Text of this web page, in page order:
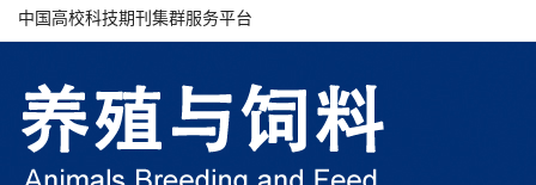
中国高校科技期刊集群服务平台